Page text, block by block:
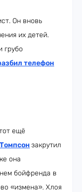
Он вновь
их детей.
грубо
телефон
ещё
закрутил
она
бойфренда в
«измена». Хлоя